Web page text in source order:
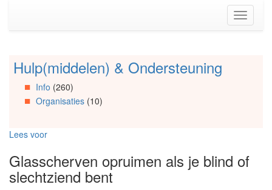
(Accesskey
Toggle
Spring
Artikels
Spring
Spring
Organisaties
Spring
Hulp(middelen) & Ondersteuning
Info (260)
Organisaties(10)
Lees voor
Glasscherven opruimen als je blind of
slechtziend bent